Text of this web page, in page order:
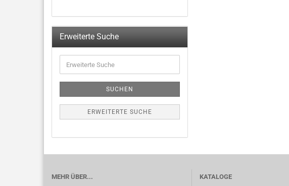
Erweiterte Suche
SUCHEN
ERWEITERTE SUCHE
MEHR ÜBER...
KATALOGE